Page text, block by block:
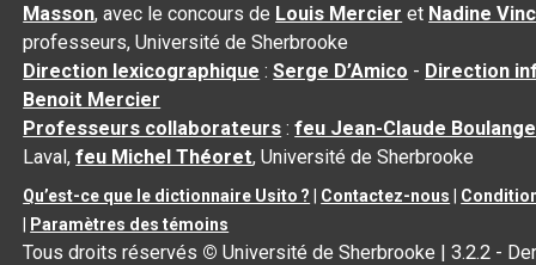
Masson, avec le concours de Louis Mercier et Nadine
professeurs, Université de Sherbrooke
Direction lexicographique :Serge D’Amico - Direction
Benoit Mercier
Professeurs collaborateurs :feu Jean-Claude
Laval,feu Michel Théoret, Université de Sherbrooke
Qu’est-ce que le dictionnaire Usito ? | Contactez-nous |
| Paramètres des témoins
Tous droits réservés © Université de Sherbrooke |3.2.2 -